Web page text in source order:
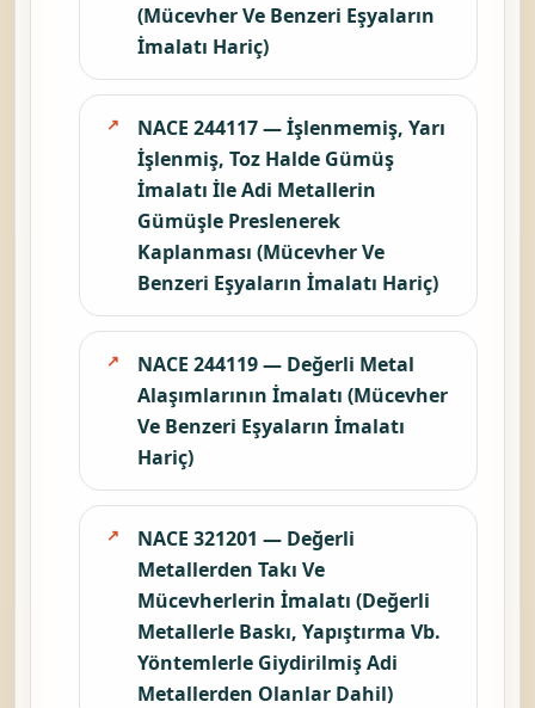
(Mücevher Ve Benzeri Eşyaların
İmalatı Hariç)
NACE 244117 — İşlenmemiş, Yarı
İşlenmiş, Toz Halde Gümüş
İmalatı İle Adi Metallerin
Gümüşle Preslenerek
Kaplanması (Mücevher Ve
Benzeri Eşyaların İmalatı Hariç)
NACE 244119 — Değerli Metal
Alaşımlarının İmalatı (Mücevher
Ve Benzeri Eşyaların İmalatı
Hariç)
NACE 321201 — Değerli
Metallerden Takı Ve
Mücevherlerin İmalatı (Değerli
Metallerle Baskı, Yapıştırma Vb.
Yöntemlerle Giydirilmiş Adi
Metallerden Olanlar Dahil)